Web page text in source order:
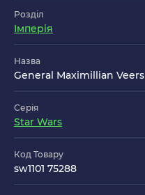
Розділ
Імперія
Назва
General Maximillian Veers
Серія
Star Wars
Код Товару
sw1101 75288